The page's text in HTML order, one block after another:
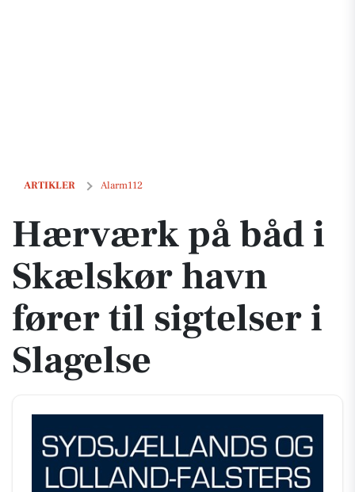
ARTIKLER Alarm112
Hærværk på båd i Skælskør havn fører til sigtelser i Slagelse
Hærværk på båd i
Skælskør havn
fører til sigtelser i
Slagelse